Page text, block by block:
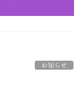
お知らせ